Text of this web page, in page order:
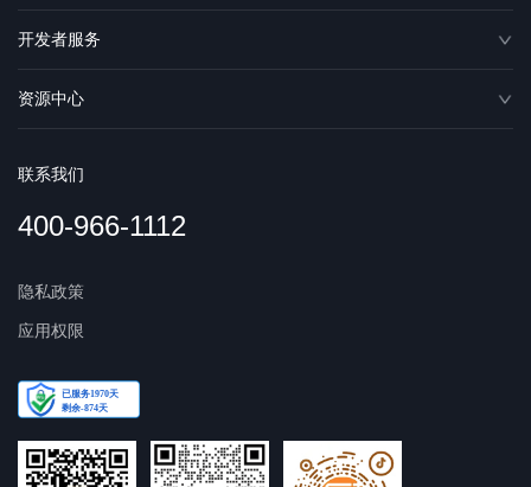
开发者服务
资源中心
联系我们
400-966-1112
隐私政策
应用权限